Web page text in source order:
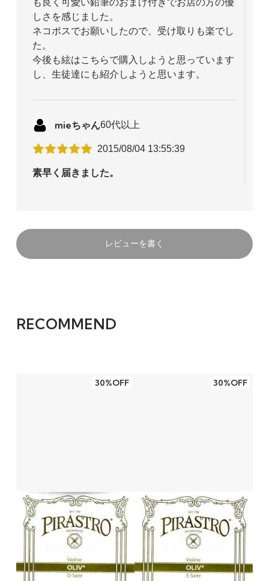
しさを感じました。
ネコポスでお願いしたので、受け取りも楽でし
た。
今後も絃はこちらで購入しようと思っています
し、生徒達にも紹介しようと思います。
mieちゃん60代以上
2015/08/04 13:55:39
素早く届きました。
い優しい音が気に入っています。
ワイ ケイ50代
気に入って弾いています。
最初はざらざらした感じ
最初はドミナントと同じようにざらざらした感
じですが3，4日ほどで落ち着いてきます。
安定してしまえばコンスタントにいい音が持続
します。それまでは、オリーブなのに、なんじ
ゃこりゃ・・・って失望感があります。ちょっ
レビューを書く
RECOMMEND
30%OFF 30%OFF
4,466円(税込)
13 3/4
袋入り
4,466円(税込)
ストレート弦
4,466円(税込)